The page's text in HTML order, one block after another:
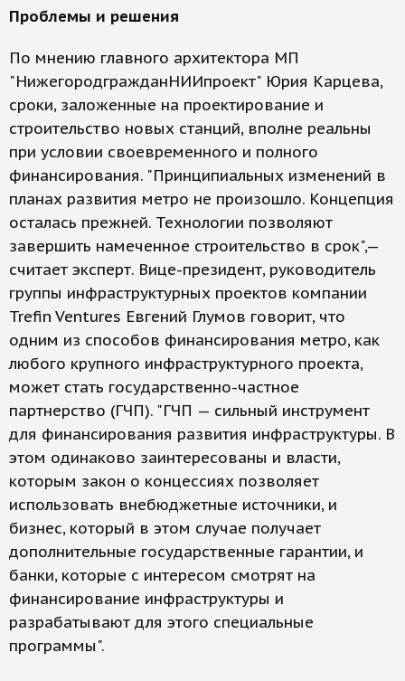
Проблемы и решения
По мнению главного архитектора МП
"НижегородгражданНИИпроект" Юрия Карцева,
сроки, заложенные на проектирование и
строительство новых станций, вполне реальны
при условии своевременного и полного
финансирования. "Принципиальных изменений в
планах развития метро не произошло. Концепция
осталась прежней. Технологии позволяют
завершить намеченное строительство в срок",—
считает эксперт. Вице-президент, руководитель
группы инфраструктурных проектов компании
Trefin Ventures Евгений Глумов говорит, что
одним из способов финансирования метро, как
любого крупного инфраструктурного проекта,
может стать государственно-частное
партнерство (ГЧП). "ГЧП — сильный инструмент
для финансирования развития инфраструктуры. В
этом одинаково заинтересованы и власти,
которым закон о концессиях позволяет
использовать внебюджетные источники, и
бизнес, который в этом случае получает
дополнительные государственные гарантии, и
банки, которые с интересом смотрят на
финансирование инфраструктуры и
разрабатывают для этого специальные
программы".